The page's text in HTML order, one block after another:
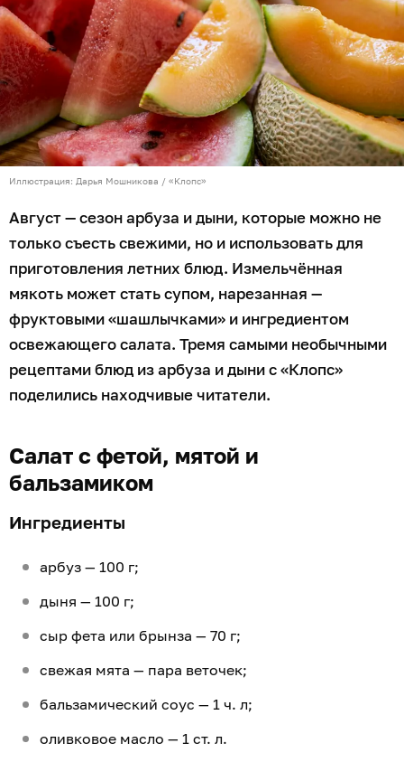
Иллюстрация: Дарья Мошникова / «Клопс»
Август — сезон арбуза и дыни, которые можно не
только съесть свежими, но и использовать для
приготовления летних блюд. Измельчённая
мякоть может стать супом, нарезанная —
фруктовыми «шашлычками» и ингредиентом
освежающего салата. Тремя самыми необычными
рецептами блюд из арбуза и дыни с «Клопс»
поделились находчивые читатели.
Салат с фетой, мятой и
бальзамиком
Ингредиенты
арбуз — 100 г;
дыня — 100 г;
сыр фета или брынза — 70 г;
свежая мята — пара веточек;
бальзамический соус — 1 ч. л;
оливковое масло — 1 ст. л.